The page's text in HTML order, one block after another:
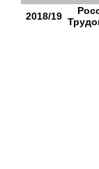
2018/19